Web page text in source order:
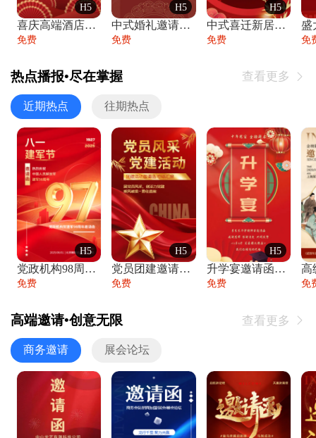
H5
喜庆高端酒店开业大吉邀请函
免费
H5
中式婚礼邀请函中国风传统复古婚礼请柬请帖
免费
H5
中式喜迁新居乔迁之喜邀请函宴会请帖
免费 免
热点播报•尽在掌握 查看更多 
近期热点 往期热点
H5
党政机构98周年八一建军节庆祝晚会活动邀
免费
H5
党员团建邀请函党建活动风采党会工作汇报总
免费
H5
升学宴邀请函喜报金榜题名高端谢师宴邀请函
免费 免
高端邀请•创意无限 查看更多 
商务邀请 展会论坛